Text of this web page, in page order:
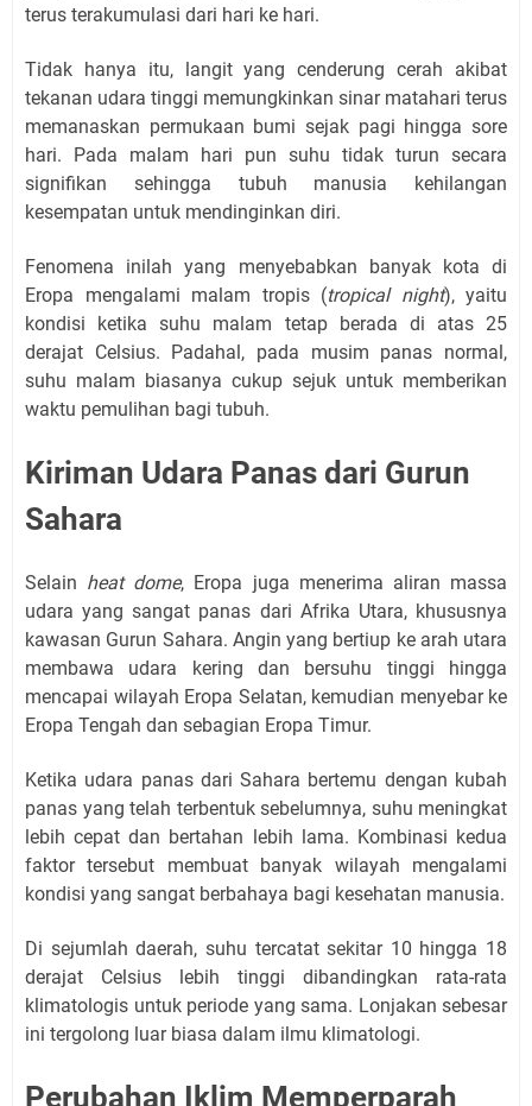
terus terakumulasi dari hari ke hari.
Tidak hanya itu, langit yang cenderung cerah akibat
tekanan udara tinggi memungkinkan sinar matahari terus
memanaskan permukaan bumi sejak pagi hingga sore
hari. Pada malam hari pun suhu tidak turun secara
signifikan sehingga tubuh manusia kehilangan
kesempatan untuk mendinginkan diri.
Fenomena inilah yang menyebabkan banyak kota di
Eropa mengalami malam tropis (tropical night), yaitu
kondisi ketika suhu malam tetap berada di atas 25
derajat Celsius. Padahal, pada musim panas normal,
suhu malam biasanya cukup sejuk untuk memberikan
waktu pemulihan bagi tubuh.
Kiriman Udara Panas dari Gurun
Sahara
Selain heat dome, Eropa juga menerima aliran massa
udara yang sangat panas dari Afrika Utara, khususnya
kawasan Gurun Sahara. Angin yang bertiup ke arah utara
membawa udara kering dan bersuhu tinggi hingga
mencapai wilayah Eropa Selatan, kemudian menyebar ke
Eropa Tengah dan sebagian Eropa Timur.
Ketika udara panas dari Sahara bertemu dengan kubah
panas yang telah terbentuk sebelumnya, suhu meningkat
lebih cepat dan bertahan lebih lama. Kombinasi kedua
faktor tersebut membuat banyak wilayah mengalami
kondisi yang sangat berbahaya bagi kesehatan manusia.
Di sejumlah daerah, suhu tercatat sekitar 10 hingga 18
derajat Celsius lebih tinggi dibandingkan rata-rata
klimatologis untuk periode yang sama. Lonjakan sebesar
ini tergolong luar biasa dalam ilmu klimatologi.
Perubahan Iklim Memperparah